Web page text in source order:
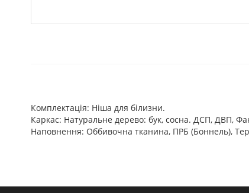
Комплектація: Ніша для білизни.
Каркас: Натуральне дерево: бук, сосна. ДСП, ДВП,
Наповнення: Оббивочна тканина, ПРБ (Боннель),